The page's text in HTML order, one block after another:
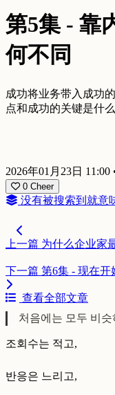
第5集 - 靠
何不同
成功将业务带入成功
点和成功的关键是什
2026年01月23日 11:00
0 Cheer
没有被搜索到就意
上一篇 为什么企业家
下一篇 第6集 - 现在开
查看全部文章
처음에는 모두 비슷
조회수는 적고,
반응은 느리고,